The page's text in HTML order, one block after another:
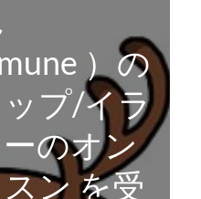
）の
プ/イラ
のオン
ン を受